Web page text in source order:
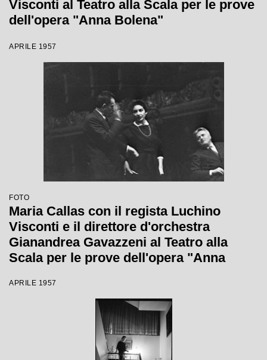
Visconti al Teatro alla Scala per le prove
dell'opera "Anna Bolena"
APRILE 1957
FOTO
Maria Callas con il regista Luchino
Visconti e il direttore d'orchestra
Gianandrea Gavazzeni al Teatro alla
Scala per le prove dell'opera "Anna
APRILE 1957